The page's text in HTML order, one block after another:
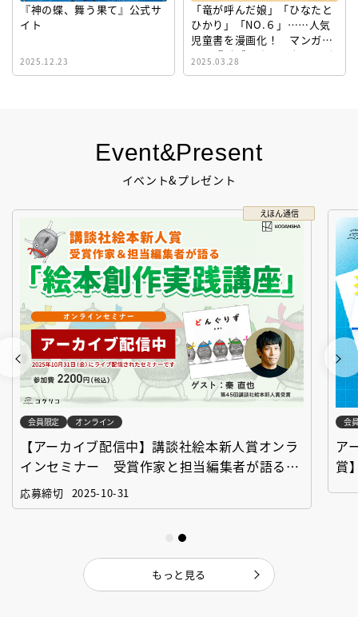
Event&Present
イベント&プレゼント
えほん通信
会員限定 オンライン
【アーカイブ配信中】講談社絵本新人賞オンラ
インセミナー 受賞作家と担当編集者が語る
「絵本創作実践講座」
応募締切 2025-10-31
会
ア
賞
もっと見る
『神の蝶、舞う果て』公式サ
イト
2025.12.23
「竜が呼んだ娘」「ひなたと
ひかり」「NO.６」……人気
児童書を漫画化！ マンガサ
イト『ビブリオシリウス』誕
生！
2025.03.28